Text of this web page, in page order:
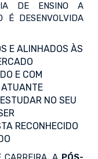
DE ENSINO A
É DESENVOLVIDA
E ALINHADOS ÀS
E COM
ATUANTE
NO SEU
RECONHECIDO